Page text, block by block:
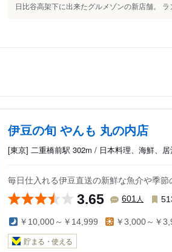
日比谷高架下に出来たグルメゾンの新店舗。
伊豆の旬 やんも 丸の内店
[東京] 二重橋前駅 302m / 日本料理、海鮮、居
毎日仕入れる伊豆直送の新鮮な魚介や季
3.65 601人
￥10,000～￥14,999 ￥3,000～￥
貯まる・使える